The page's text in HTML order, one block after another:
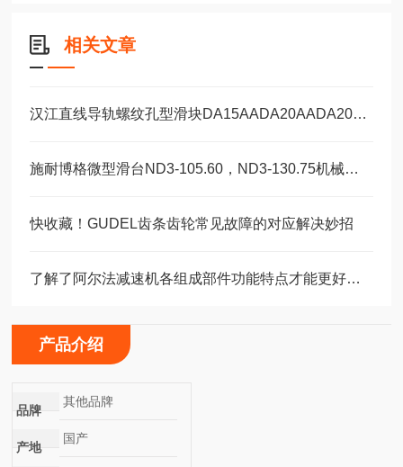
相关文章
汉江直线导轨螺纹孔型滑块DA15AADA20AADA20AAL
施耐博格微型滑台ND3-105.60，ND3-130.75机械装配轴承
快收藏！GUDEL齿条齿轮常见故障的对应解决妙招
了解了阿尔法减速机各组成部件功能特点才能更好的使用它
产品介绍
品牌
其他品牌
产地
国产